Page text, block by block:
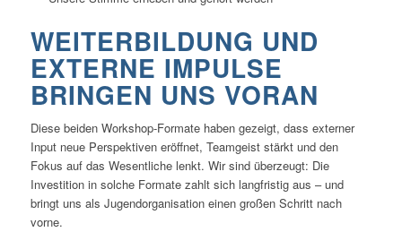
WEITERBILDUNG UND
EXTERNE IMPULSE
BRINGEN UNS VORAN
Diese beiden Workshop-Formate haben gezeigt, dass externer
Input neue Perspektiven eröffnet, Teamgeist stärkt und den
Fokus auf das Wesentliche lenkt. Wir sind überzeugt: Die
Investition in solche Formate zahlt sich langfristig aus – und
bringt uns als Jugendorganisation einen großen Schritt nach
vorne.